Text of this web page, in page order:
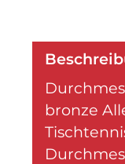
bronze